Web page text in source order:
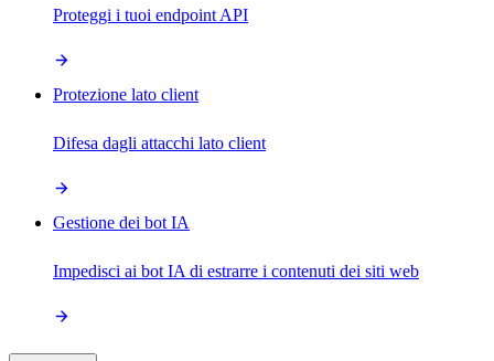
Proteggi i tuoi endpoint API
Protezione lato client
Difesa dagli attacchi lato client
Gestione dei bot IA
Impedisci ai bot IA di estrarre i contenuti dei siti web